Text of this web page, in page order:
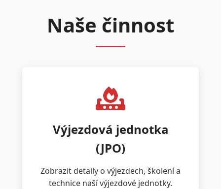
Naše činnost
Výjezdová jednotka
(JPO)
Zobrazit detaily o výjezdech, školení a
technice naší výjezdové jednotky.